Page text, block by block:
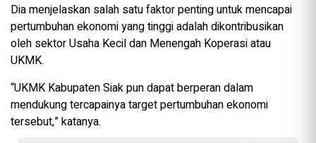
Dia menjelaskan salah satu faktor penting untuk mencapai
pertumbuhan ekonomi yang tinggi adalah dikontribusikan
oleh sektor Usaha Kecil dan Menengah Koperasi atau
UKMK.
“UKMK Kabupaten Siak pun dapat berperan dalam
mendukung tercapainya target pertumbuhan ekonomi
tersebut,” katanya.